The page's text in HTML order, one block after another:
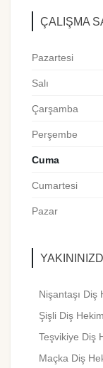
ÇALIŞMA
Pazartesi
Salı
Çarşamba
Perşembe
Cuma
Cumartesi
Pazar
Nişantaşı Diş
Şişli Diş
Teşvikiye Diş
Maçka Diş